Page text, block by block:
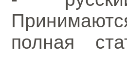
полная